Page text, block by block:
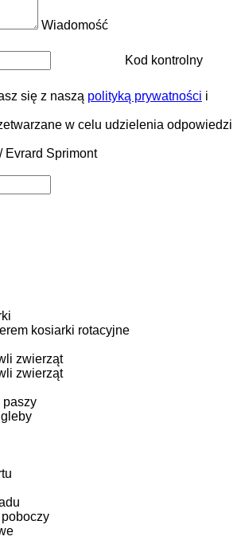
Wiadomość
Kod kontrolny
się z naszą polityką prywatności i
w celu udzielenia odpowiedzi
Evrard Sprimont
kosiarki rotacyjne
zwierząt
zwierząt
paszy